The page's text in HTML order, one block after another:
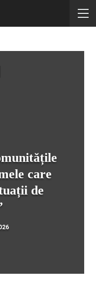
care
de